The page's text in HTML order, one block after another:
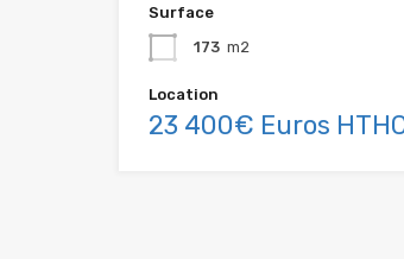
Surface
173 m2
Location
23 400€ Euros